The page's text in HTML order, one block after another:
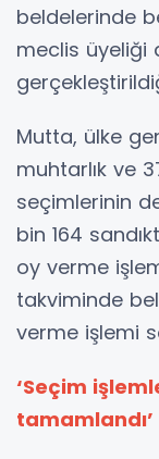
beldelerinde
meclis üyeliği
Mutta, ülke
muhtarlık ve
seçimlerinin
bin 164
oy verme
takviminde
verme işlemi
‘Seçim
tamamlandı’